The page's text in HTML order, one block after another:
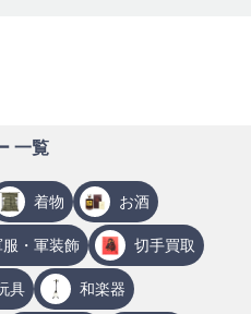
一覧
着物 お酒
服・軍装飾 切手買取
具 和楽器